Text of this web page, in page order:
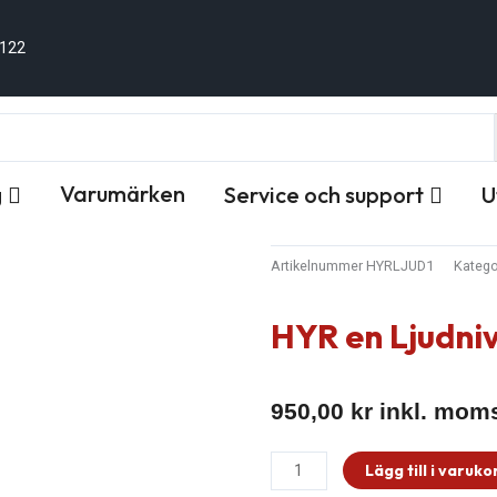
Varumärken Service och support
Artikelnummer HYRLJUD1
HYR en
950,00 kr inkl.
HYR
en
Lägg till i